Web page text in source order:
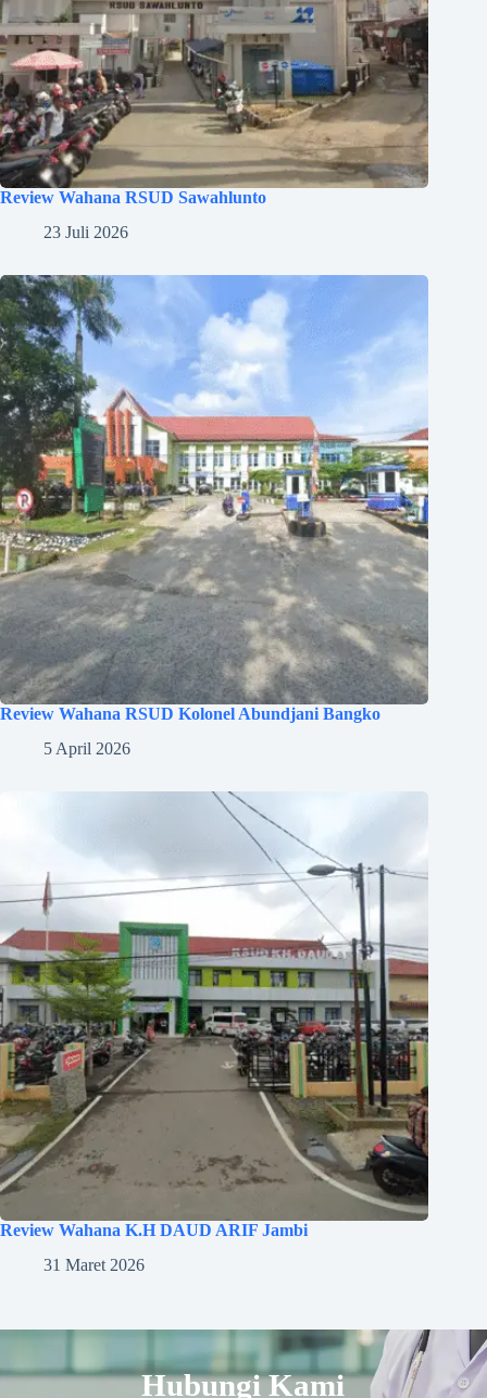
Review Wahana RSUD Sawahlunto
23 Juli 2026
Review Wahana RSUD Kolonel Abundjani Bangko
5 April 2026
Review Wahana K.H DAUD ARIF Jambi
31 Maret 2026
Hubungi Kami